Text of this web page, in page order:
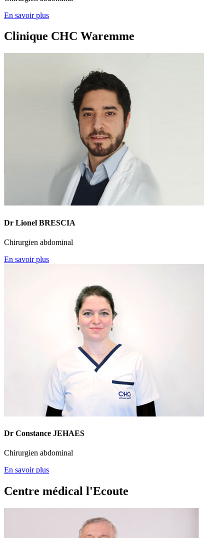
En savoir plus
Clinique CHC Waremme
Dr Lionel BRESCIA
Chirurgien abdominal
En savoir plus
Dr Constance JEHAES
Chirurgien abdominal
En savoir plus
Centre médical l'Ecoute